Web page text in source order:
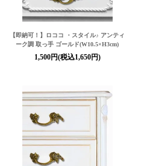
【即納可！】ロココ ・スタイル♪ アンティ
ーク調 取っ手 ゴールド(W10.5×H3cm)
1,500円(税込1,650円)